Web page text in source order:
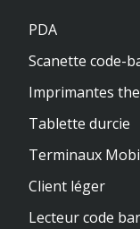
PDA
Scanette code-
Imprimantes
Tablette durcie
Terminaux
Client léger
Lecteur code